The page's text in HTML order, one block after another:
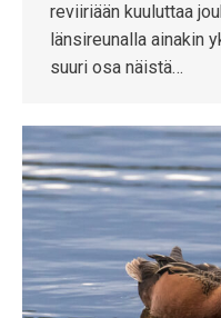
reviiriään kuuluttaa
länsireunalla ainakin
suuri osa näistä…